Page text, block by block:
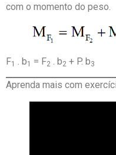
com o momento do peso.
F1 . b1 = F2 . b2 + P. b3
Aprenda mais com